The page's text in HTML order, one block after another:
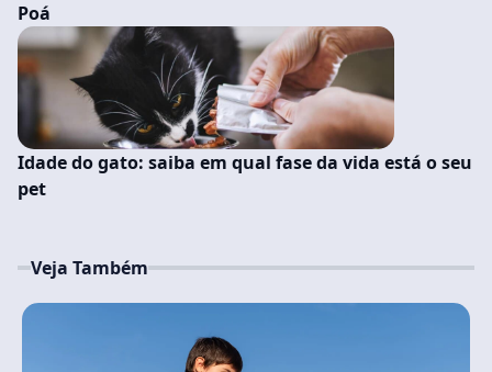
Poá
Idade do gato: saiba em qual fase da vida está o seu
pet
Veja Também